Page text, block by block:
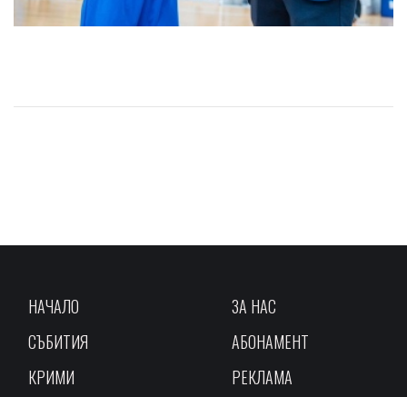
НАЧАЛО
СЪБИТИЯ
КРИМИ
ЗА НАС
АБОНАМЕНТ
РЕКЛАМА